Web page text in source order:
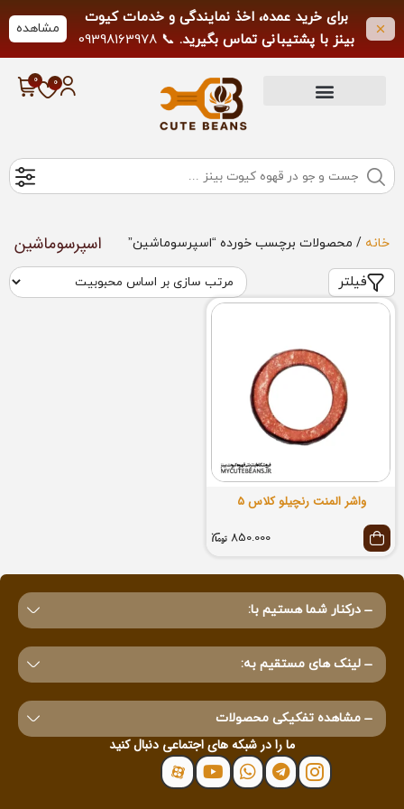
برای خرید عمده، اخذ نمایندگی و خدمات کیوت
بینز با پشتیبانی تماس بگیرید. 📞 09398163978
لطفاً از تماس خارج از ساعات کاری خودداری
فرمایید.
مشاهده
خانه / محصولات برچسب خورده “اسپرسوماشین” اسپرسوماشین
فیلتر
واشر المنت رنچیلو کلاس 5
850.000
درکنار شما هستیم با:
لینک های مستقیم به:
مشاهده تفکیکی محصولات
ما را در شبکه های اجتماعی دنبال کنید